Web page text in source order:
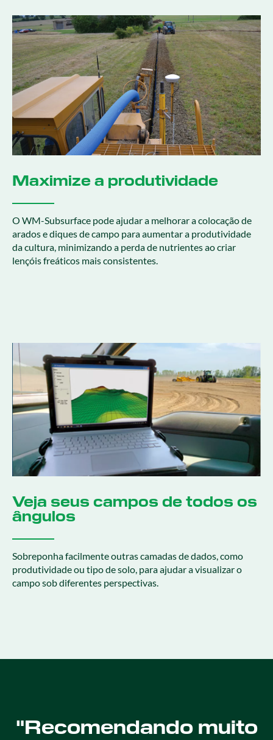
Maximize a produtividade
O WM-Subsurface pode ajudar a melhorar a colocação de
arados e diques de campo para aumentar a produtividade
da cultura, minimizando a perda de nutrientes ao criar
lençóis freáticos mais consistentes.
Veja seus campos de todos os
ângulos
Sobreponha facilmente outras camadas de dados, como
produtividade ou tipo de solo, para ajudar a visualizar o
campo sob diferentes perspectivas.
"Recomendando muito